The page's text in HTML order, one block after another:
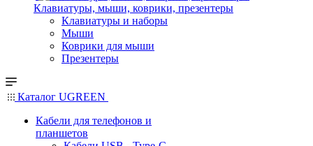
Клавиатуры, мыши, коврики, презентеры
Клавиатуры и наборы
Мыши
Коврики для мыши
Презентеры
Каталог UGREEN
Кабели для телефонов и
планшетов